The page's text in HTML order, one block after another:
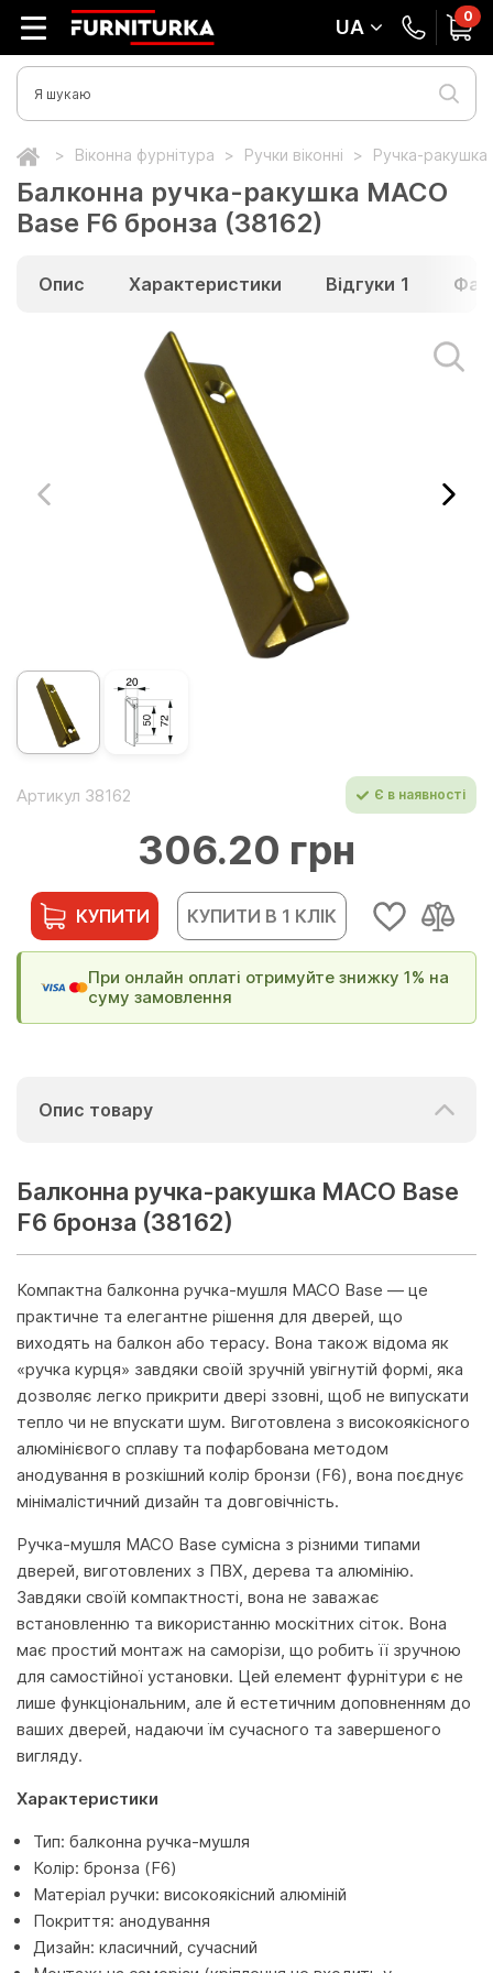
UA 0
Віконна фурнітура Ручки віконні Ручка-ракушка
Балконна ручка-ракушка МACO
Base F6 бронза (38162)
Опис Характеристики Відгуки 1
Артикул 38162 Є в наявності
306.20 грн
КУПИТИ КУПИТИ В 1 КЛІК
При онлайн оплаті отримуйте знижку 1% на
суму замовлення
Опис товару
Балконна ручка-ракушка МACO Base
F6 бронза (38162)
Компактна балконна ручка-мушля MACO Base — це
практичне та елегантне рішення для дверей, що
виходять на балкон або терасу. Вона також відома як
«ручка курця» завдяки своїй зручній увігнутій формі, яка
дозволяє легко прикрити двері ззовні, щоб не випускати
тепло чи не впускати шум. Виготовлена з високоякісного
алюмінієвого сплаву та пофарбована методом
анодування в розкішний колір бронзи (F6), вона поєднує
мінімалістичний дизайн та довговічність.
Ручка-мушля MACO Base сумісна з різними типами
дверей, виготовлених з ПВХ, дерева та алюмінію.
Завдяки своїй компактності, вона не заважає
встановленню та використанню москітних сіток. Вона
має простий монтаж на саморізи, що робить її зручною
для самостійної установки. Цей елемент фурнітури є не
лише функціональним, але й естетичним доповненням до
ваших дверей, надаючи їм сучасного та завершеного
вигляду.
Характеристики
Тип: балконна ручка-мушля
Колір: бронза (F6)
Матеріал ручки: високоякісний алюміній
Покриття: анодування
Дизайн: класичний, сучасний